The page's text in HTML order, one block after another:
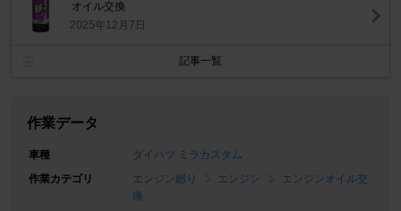
オイル交換
2025年12月7日
記事一覧
作業データ
車種
ダイハツ ミラカスタム
作業カテゴリ
エンジン廻り エンジン
エンジンオイル交
換